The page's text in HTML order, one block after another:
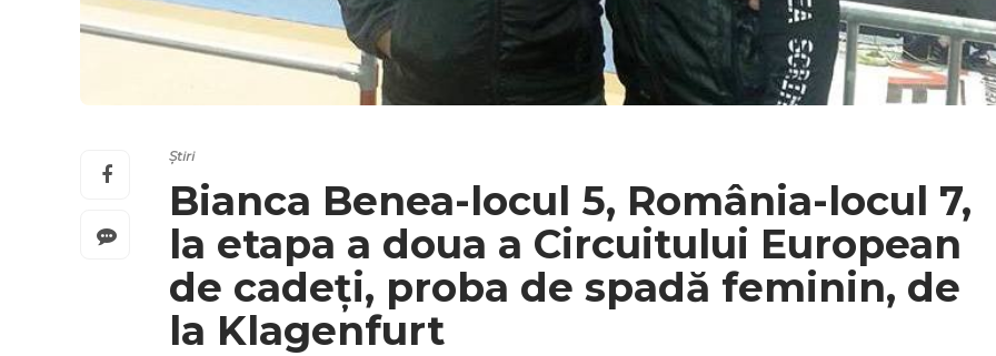
Știri
Bianca Benea-locul 5, România-locul 7,
la etapa a doua a Circuitului European
de cadeți, proba de spadă feminin, de
la Klagenfurt